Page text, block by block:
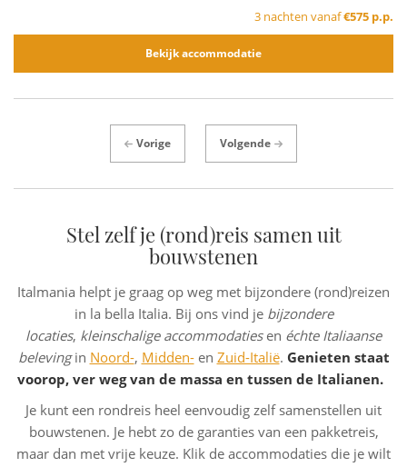
3 nachten vanaf€575 p.p.
Bekijk accommodatie
Vorige Volgende
Stel zelf je (rond)reis samen uit
bouwstenen
Italmania helpt je graag op weg met bijzondere (rond)reizen
in la bella Italia. Bij ons vind je bijzondere
locaties, kleinschalige accommodatiesen échte Italiaanse
belevingin Noord-, Midden-en Zuid-Italië. Genieten staat
voorop, ver weg van de massa en tussen de Italianen.
Je kunt een rondreis heel eenvoudig zelf samenstellen uit
bouwstenen. Je hebt zo de garanties van een pakketreis,
maar dan met vrije keuze. Klik de accommodaties die je wilt